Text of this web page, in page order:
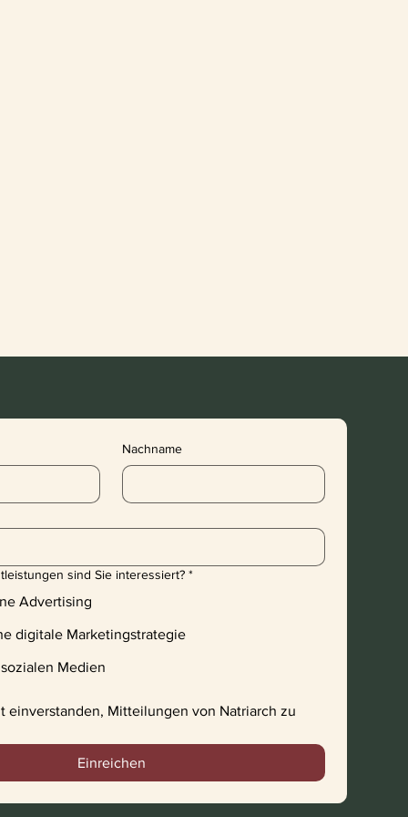
Nachname
sind Sie interessiert? *
Advertising
digitale Marketingstrategie
Medien
einverstanden, Mitteilungen von Natriarch zu
Einreichen